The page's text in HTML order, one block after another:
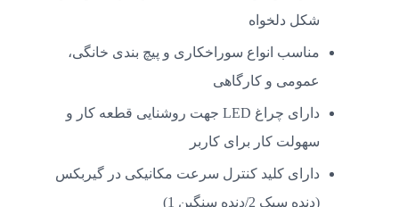
شکل دلخواه
مناسب انواع سوراخکاری و پیچ بندی خانگی،
عمومی و کارگاهی
دارای چراغ LED جهت روشنایی قطعه کار و
سهولت کار برای کاربر
دارای کلید کنترل سرعت مکانیکی در گیربکس
(دنده سبک 2/دنده سنگین 1)